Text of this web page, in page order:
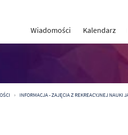
Wiadomości Kalendarz
INFORMACJA - ZAJĘCIA Z REKREACYJNEJ NAUKI